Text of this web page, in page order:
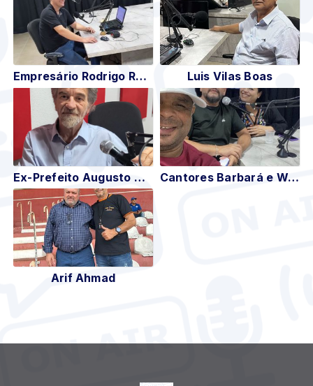
Empresário Rodrigo Recife Luis Vilas Boas
Ex-Prefeito Augusto Zardo Cantores Barbará e Wander
Arif Ahmad